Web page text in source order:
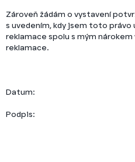
Zároveň žádám o vystavení
s uvedením, kdy jsem toto
reklamace spolu s mým
reklamace.
Datum:
Podpis: